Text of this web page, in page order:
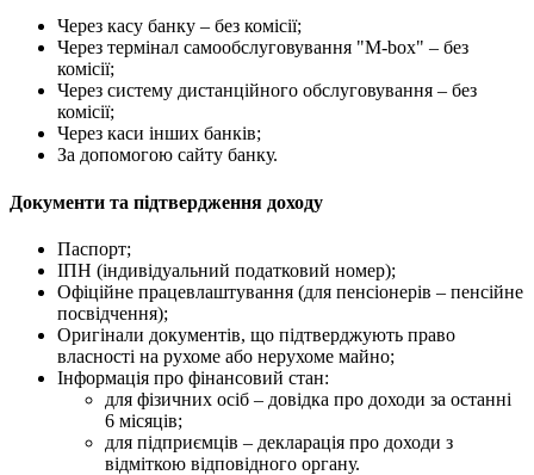
Через касу банку – без комісії;
Через термінал самообслуговування "М-box" – без
комісії;
Через систему дистанційного обслуговування – без
комісії;
Через каси інших банків;
За допомогою сайту банку.
Документи та підтвердження доходу
Паспорт;
ІПН (індивідуальний податковий номер);
Офіційне працевлаштування (для пенсіонерів – пенсійне
посвідчення);
Оригінали документів, що підтверджують право
власності на рухоме або нерухоме майно;
Інформація про фінансовий стан:
для фізичних осіб – довідка про доходи за останні
6 місяців;
для підприємців – декларація про доходи з
відміткою відповідного органу.